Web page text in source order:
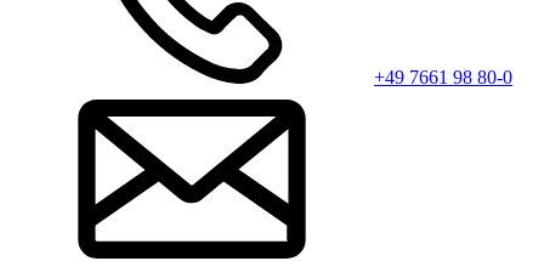
+49 7661 98 80-0